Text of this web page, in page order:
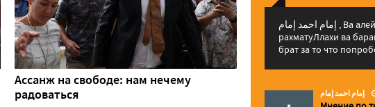
Ассанж на свободе: нам нечему
радоваться
إمام احمد إمام , Ва алейкум ассалам ва
рахматуЛлахи ва
брат за то что
إمام احمد إمام